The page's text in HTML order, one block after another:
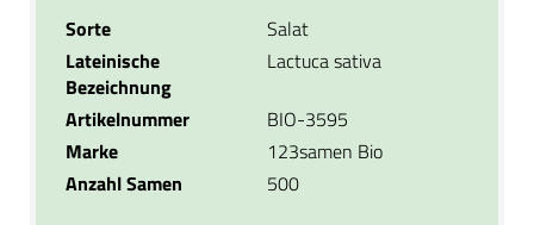
Sorte
Salat
Lateinische
Bezeichnung
Lactuca sativa
Artikelnummer
BIO-3595
Marke
123samen Bio
Anzahl Samen
500